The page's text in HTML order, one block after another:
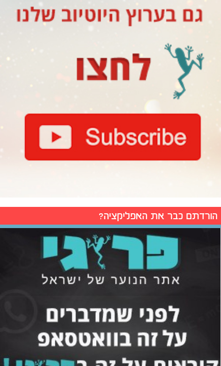
הורדתם כבר את האפליקציה?